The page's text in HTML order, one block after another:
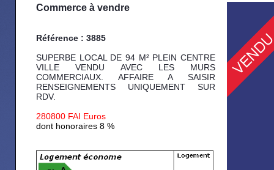
Commerce à vendre
Référence : 3885
SUPERBE LOCAL DE 94 M² PLEIN CENTRE
VILLE VENDU AVEC LES MURS
COMMERCIAUX. AFFAIRE A SAISIR
RENSEIGNEMENTS UNIQUEMENT SUR
RDV.
280800 FAI Euros
dont honoraires 8 %